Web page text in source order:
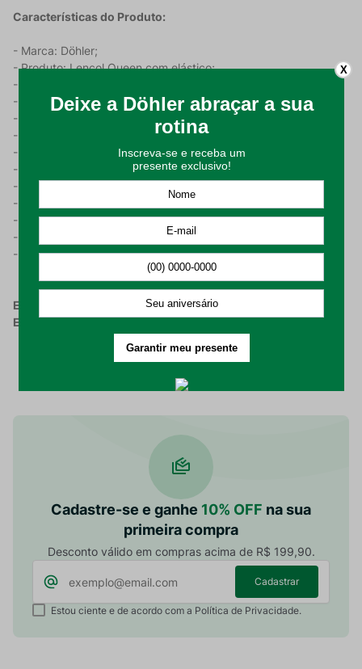
Características do Produto:
- Marca: Döhler;
- Produto: Lençol Queen com elástico;
- Modelo: Priori Unicolor AM-5148;
- Material: 100% algodão;
- Gramatura: 100 g/m²;
- Quantidade de fios: 130;
- Cor: Branco;
- Tamanho: Casal;
- Toque agradável;
- Conforto e qualidade para uma boa noite de sono;
- Ajuste perfeito ao colchão com elástico;
- Durabilidade e resistência do tecido;
- Design moderno e sofisticado.
Embalagem Composta por: 1 Lençol priori Casal com
Elástico 1,38cmx188cmx35cm
Cadastre-se e ganhe 10% OFF na sua
primeira compra
Desconto válido em compras acima de R$ 199,90.
Cadastrar
Estou ciente e de acordo com a Política de Privacidade.
X